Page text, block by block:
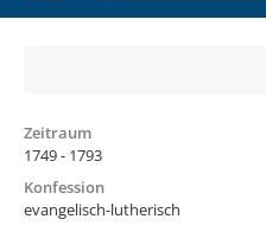
Zeitraum
1749 - 1793
Konfession
evangelisch-lutherisch